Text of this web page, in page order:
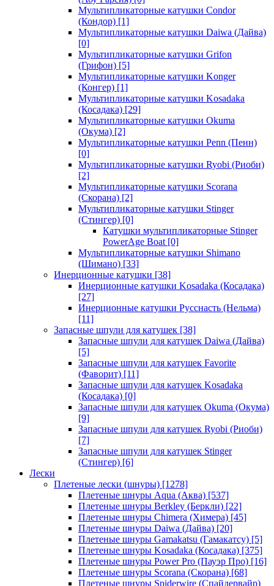
Мультипликаторные катушки Condor
(Кондор) [1]
Мультипликаторные катушки Daiwa (Дайва)
[0]
Мультипликаторные катушки Grifon
(Грифон) [5]
Мультипликаторные катушки Konger
(Конгер) [1]
Мультипликаторные катушки Kosadaka
(Косадака) [29]
Мультипликаторные катушки Okuma
(Окума) [2]
Мультипликаторные катушки Penn (Пенн)
[0]
Мультипликаторные катушки Ryobi (Риоби)
[2]
Мультипликаторные катушки Scorana
(Скорана) [2]
Мультипликаторные катушки Stinger
(Стингер) [0]
Катушки мультипликаторные Stinger
PowerAge Boat [0]
Мультипликаторные катушки Shimano
(Шимано) [33]
Инерционные катушки [38]
Инерционные катушки Kosadaka (Косадака)
[27]
Инерционные катушки Русснасть (Нельма)
[11]
Запасные шпули для катушек [38]
Запасные шпули для катушек Daiwa (Дайва)
[5]
Запасные шпули для катушек Favorite
(Фаворит) [11]
Запасные шпули для катушек Kosadaka
(Косадака) [0]
Запасные шпули для катушек Okuma (Окума)
[9]
Запасные шпули для катушек Ryobi (Риоби)
[7]
Запасные шпули для катушек Stinger
(Стингер) [6]
Лески
Плетеные лески (шнуры) [1278]
Плетеные шнуры Aqua (Аква) [537]
Плетеные шнуры Berkley (Беркли) [22]
Плетеные шнуры Chimera (Химера) [45]
Плетеные шнуры Daiwa (Дайва) [20]
Плетеные шнуры Gamakatsu (Гамакатсу) [5]
Плетеные шнуры Kosadaka (Косадака) [375]
Плетеные шнуры Power Pro (Пауэр Про) [16]
Плетеные шнуры Scorana (Скорана) [68]
Плетеные шнуры Spiderwire (Спайдервайр)